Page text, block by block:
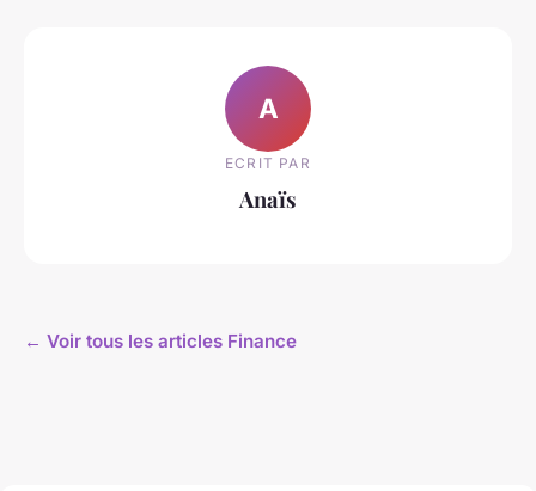
A
ECRIT PAR
Anaïs
← Voir tous les articles Finance